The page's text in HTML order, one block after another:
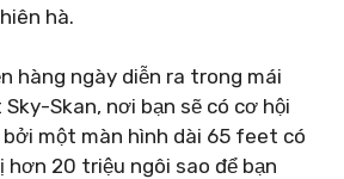
hà.
hàng ngày diễn ra trong mái
Skan, nơi bạn sẽ có cơ hội
một màn hình dài 65 feet có
hơn 20 triệu ngôi sao để bạn